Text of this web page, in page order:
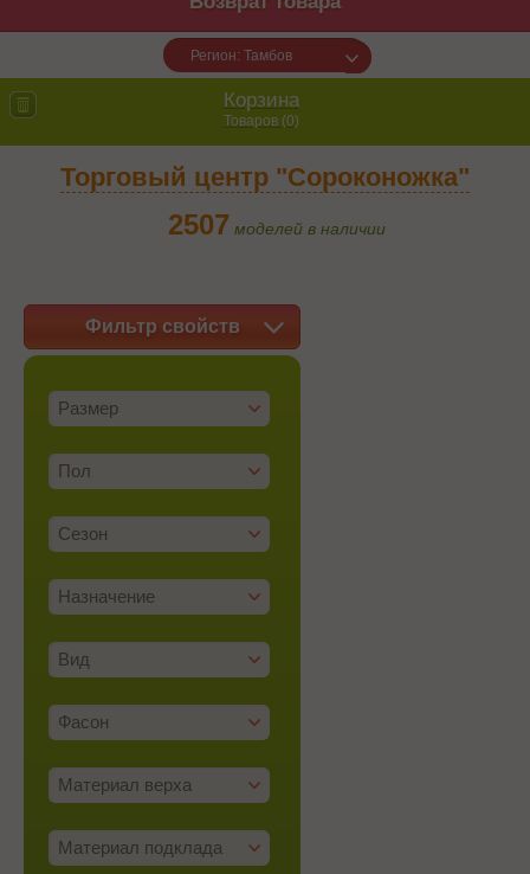
Регион: Тамбов
Корзина
Товаров (0)
Торговый центр "Сороконожка"
2507 моделей в наличии
Фильтр свойств
Размер
Пол
Сезон
Назначение
Вид
Фасон
Материал верха
Материал подклада